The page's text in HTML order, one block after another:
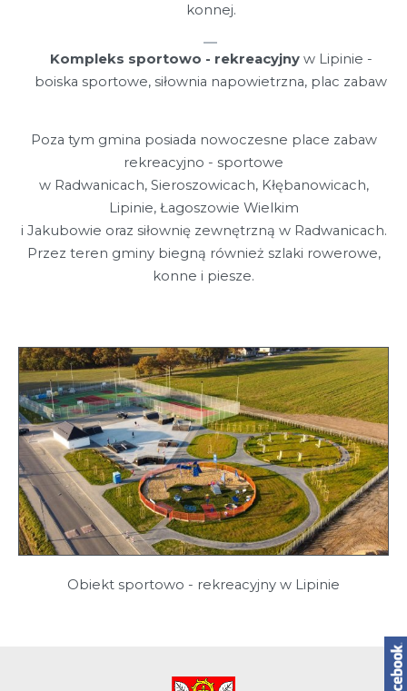
konnej.
Kompleks sportowo - rekreacyjnyw Lipinie -
boiska sportowe, siłownia napowietrzna, plac zabaw
Poza tym gmina posiada nowoczesne place zabaw
rekreacyjno - sportowe
w Radwanicach, Sieroszowicach, Kłębanowicach,
Lipinie, Łagoszowie Wielkim
i Jakubowie oraz siłownię zewnętrzną w Radwanicach.
Przez teren gminy biegną również szlaki rowerowe,
konne i piesze.
Obiekt sportowo - rekreacyjny w Lipinie